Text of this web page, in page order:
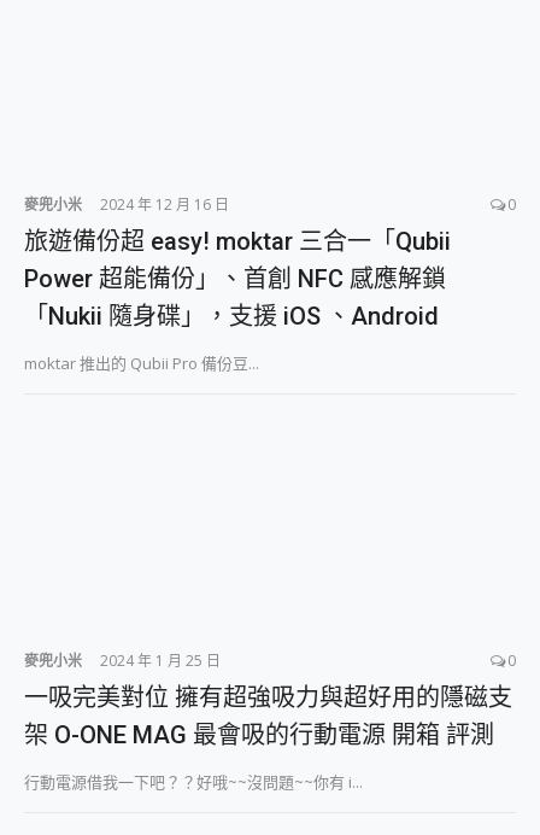
麥兜小米 2024 年 12 月 16 日 0
旅遊備份超 easy! moktar 三合一「Qubii
Power 超能備份」、首創 NFC 感應解鎖
「Nukii 隨身碟」，支援 iOS 、Android
moktar 推出的 Qubii Pro 備份豆...
麥兜小米 2024 年 1 月 25 日 0
一吸完美對位 擁有超強吸力與超好用的隱磁支
架 O-ONE MAG 最會吸的行動電源 開箱 評測
行動電源借我一下吧？？好哦~~沒問題~~你有 i...